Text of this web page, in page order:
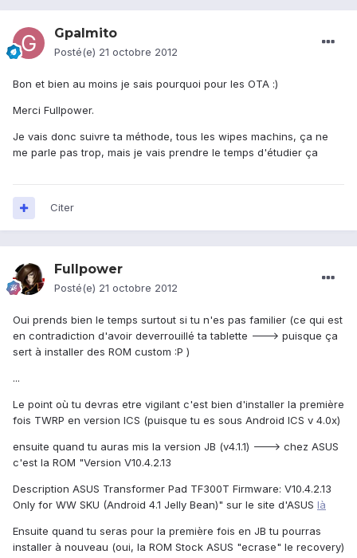
Gpalmito
Posté(e) 21 octobre 2012
Bon et bien au moins je sais pourquoi pour les OTA :)
Merci Fullpower.
Je vais donc suivre ta méthode, tous les wipes machins, ça ne
me parle pas trop, mais je vais prendre le temps d'étudier ça
Citer
Fullpower
Posté(e) 21 octobre 2012
Oui prends bien le temps surtout si tu n'es pas familier (ce qui est
en contradiction d'avoir deverrouillé ta tablette ---> puisque ça
sert à installer des ROM custom :P )
...
Le point où tu devras etre vigilant c'est bien d'installer la première
fois TWRP en version ICS (puisque tu es sous Android ICS v 4.0x)
ensuite quand tu auras mis la version JB (v4.1.1) ---> chez ASUS
c'est la ROM "Version V10.4.2.13
Description ASUS Transformer Pad TF300T Firmware: V10.4.2.13
Only for WW SKU (Android 4.1 Jelly Bean)" sur le site d'ASUS là
Ensuite quand tu seras pour la première fois en JB tu pourras
installer à nouveau (oui, la ROM Stock ASUS "ecrase" le recovery)